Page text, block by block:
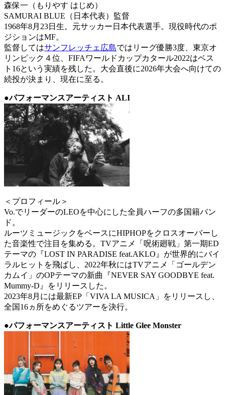
森保一（もりやす はじめ）
SAMURAI BLUE（日本代表）監督
1968年8月23日生。元サッカー日本代表選手。現役時代のポ
ジションはMF。
監督してはサンフレッチェ広島ではリーグ優勝3度、東京オ
リンピック４位、FIFAワールドカップカタール2022はベス
ト16という実績を残した。大会直後に2026年大会へ向けての
続投が決まり、現在に至る。
●パフォーマンスアーティスト ALI
＜プロフィール＞
Vo.でリーダーのLEOを中心にした全員ハーフの多国籍バン
ド。
ルーツミュージックをベースにHIPHOPをクロスオーバーし
た音楽性で注目を集める。TVアニメ「呪術廻戦」第一期ED
テーマの『LOST IN PARADISE feat.AKLO』が世界的にバイ
ラルヒットを飛ばし、2022年秋にはTVアニメ「ゴールデン
カムイ」のOPテーマの新曲『NEVER SAY GOODBYE feat.
Mummy-D』をリリースした。
2023年8月には最新EP「VIVA LA MUSICA」をリリースし、
全国16ヵ所をめぐるツアーを決行。
●パフォーマンスアーティスト Little Glee Monster